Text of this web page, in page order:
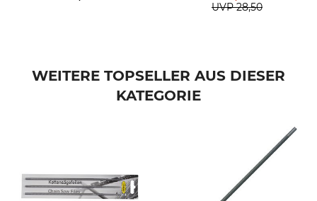
UVP 28,50
WEITERE TOPSELLER AUS DIESER
KATEGORIE